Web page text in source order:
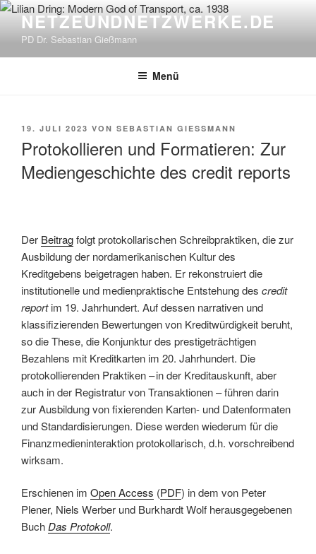
Zum
springen
NETZEUNDNETZWERKE.DE
PD Dr. Sebastian Gießmann
Menü
VERÖFFENTLICHT
19. JULI 2023 VON SEBASTIAN GIESSMANN
Protokollieren und Formatieren: Zur
Mediengeschichte des credit reports
Der Beitragfolgt protokollarischen Schreibpraktiken, die zur
Ausbildung der nordamerikanischen Kultur des
Kreditgebens beigetragen haben. Er rekonstruiert die
institutionelle und medienpraktische Entstehung des credit
reportim 19. Jahrhundert. Auf dessen narrativen und
klassifizierenden Bewertungen von Kreditwürdigkeit beruht,
so die These, die Konjunktur des prestigeträchtigen
Bezahlens mit Kreditkarten im 20. Jahrhundert. Die
protokollierenden Praktiken – in der Kreditauskunft, aber
auch in der Registratur von Transaktionen – führen darin
zur Ausbildung von fixierenden Karten- und Datenformaten
und Standardisierungen. Diese werden wiederum für die
Finanzmedieninteraktion protokollarisch, d.h. vorschreibend
wirksam.
Erschienen im Open Access (PDF) in dem von Peter
Plener, Niels Werber und Burkhardt Wolf herausgegebenen
BuchDas Protokoll.